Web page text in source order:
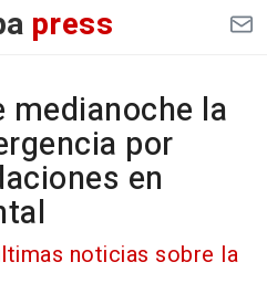
press
medianoche la
por
en
noticias sobre la